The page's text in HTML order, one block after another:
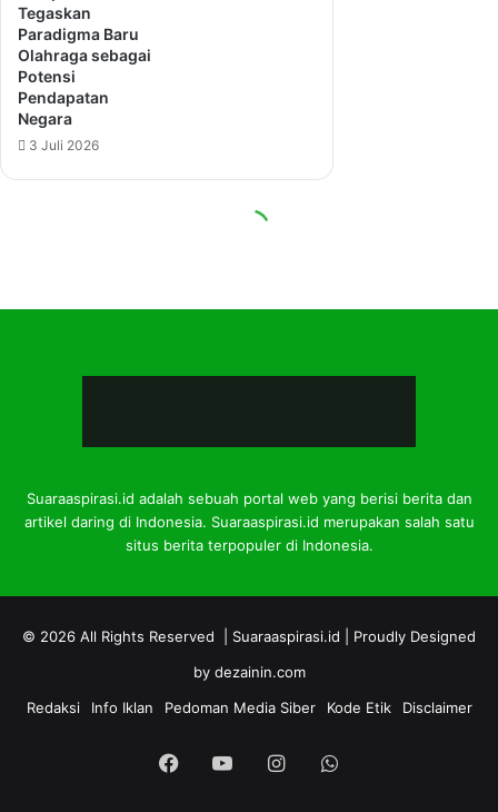
Suaraaspirasi.id adalah sebuah portal web yang berisi berita dan
artikel daring di Indonesia. Suaraaspirasi.id merupakan salah satu
situs berita terpopuler di Indonesia.
© 2026 All Rights Reserved | Suaraaspirasi.id | Proudly Designed
by dezainin.com
Redaksi
Info Iklan Pedoman Media Siber Kode Etik Disclaimer
FacebookYouTubeInstagramWhatsApp